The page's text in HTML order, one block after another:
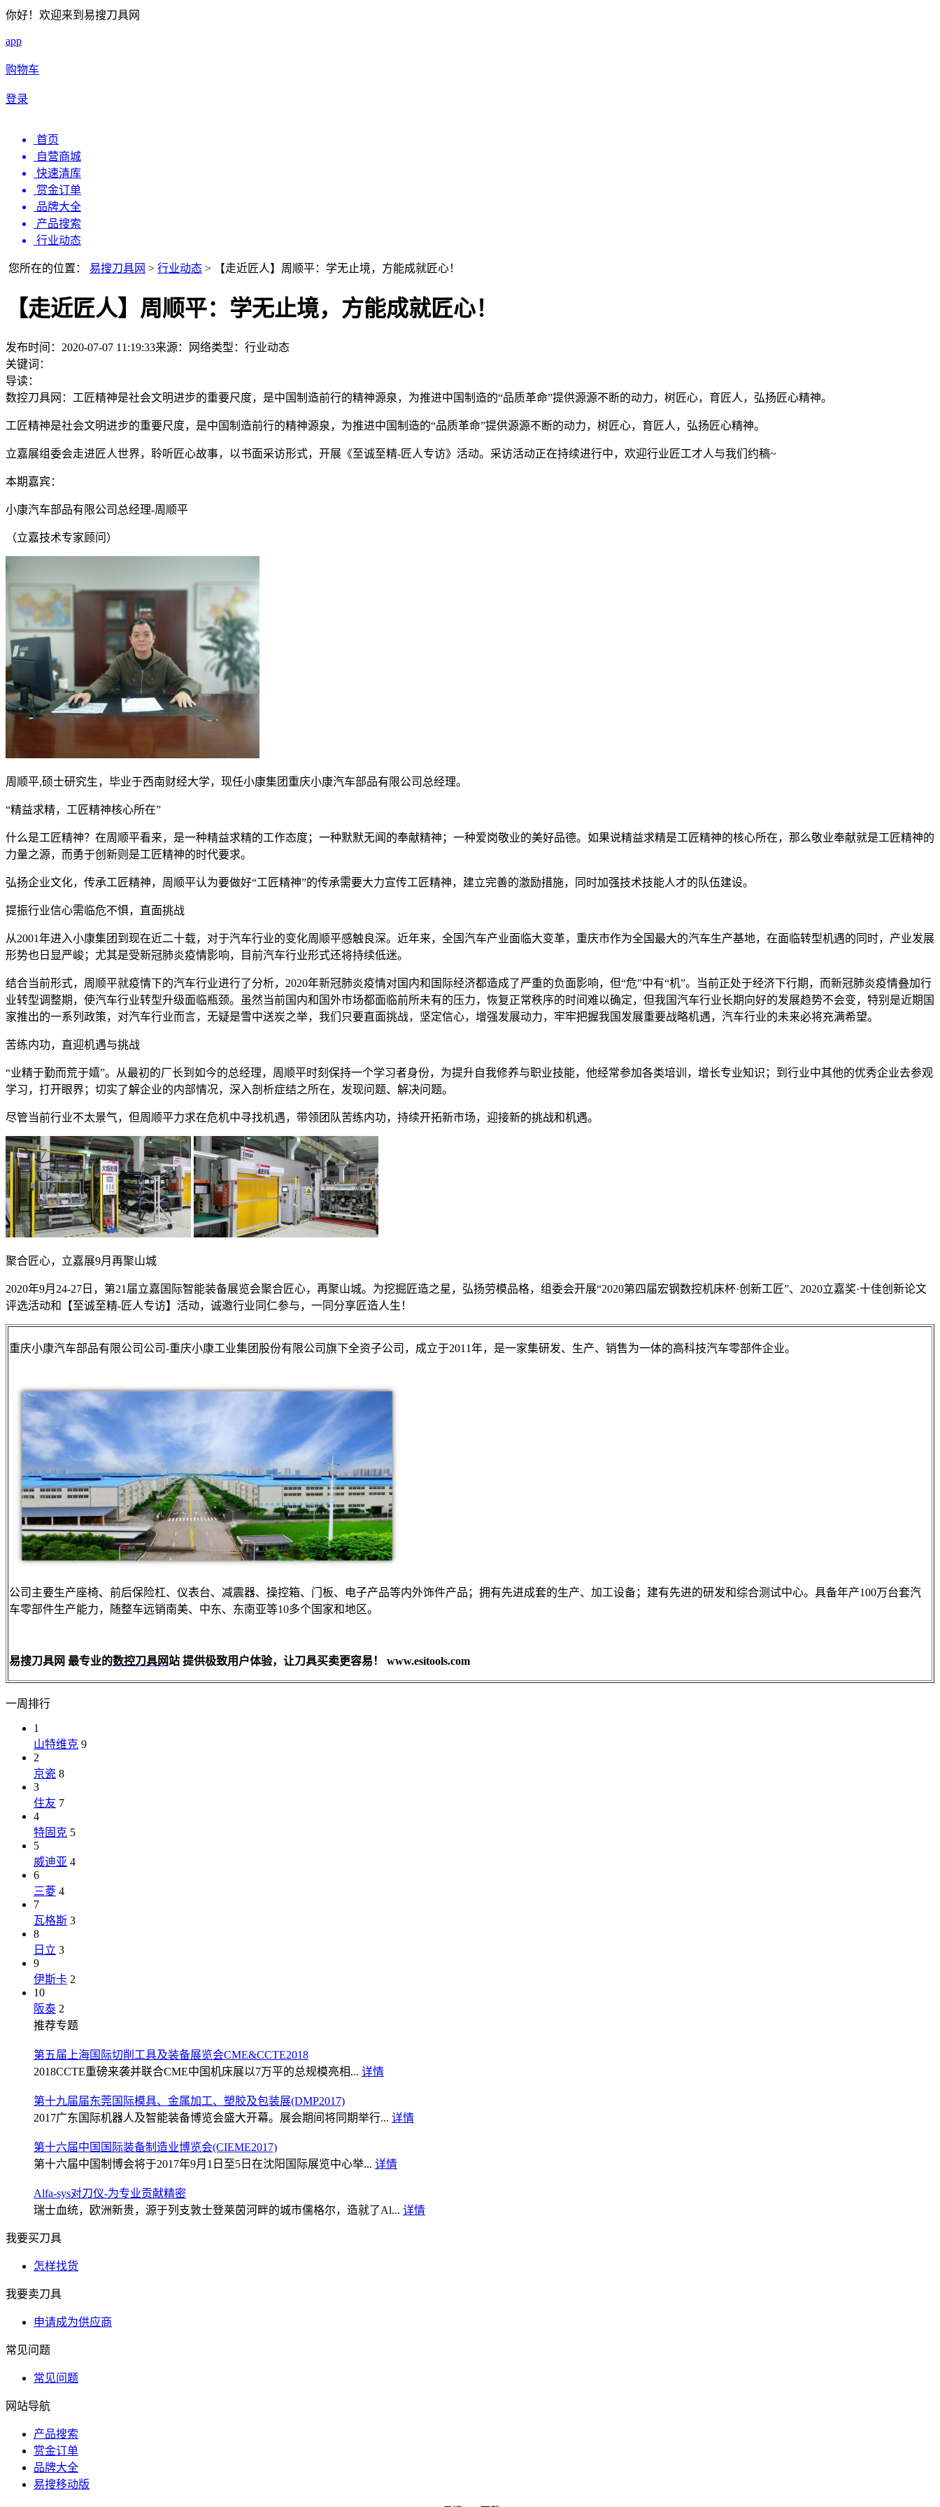
你好！欢迎来到易搜刀具网
app
购物车
登录
首页
自营商城
快速清库
赏金订单
品牌大全
产品搜索
行业动态
您所在的位置： 易搜刀具网 > 行业动态 > 【走近匠人】周顺平：学无止境，方能成就匠心！
【走近匠人】周顺平：学无止境，方能成就匠心！
发布时间：2020-07-07 11:19:33来源：网络类型： 行业动态
关键词：
导读：
数控刀具网：工匠精神是社会文明进步的重要尺度，是中国制造前行的精神源泉，为推进中国制造的“品质革命”提供源源不断的动力，树匠心，育匠人，弘扬匠心精神。
工匠精神是社会文明进步的重要尺度，是中国制造前行的精神源泉，为推进中国制造的“品质革命”提供源源不断的动力，树匠心，育匠人，弘扬匠心精神。
立嘉展组委会走进匠人世界，聆听匠心故事，以书面采访形式，开展《至诚至精-匠人专访》活动。采访活动正在持续进行中，欢迎行业匠工才人与我们约稿~
本期嘉宾：
小康汽车部品有限公司总经理-周顺平
（立嘉技术专家顾问）
周顺平,硕士研究生，毕业于西南财经大学，现任小康集团重庆小康汽车部品有限公司总经理。
“精益求精，工匠精神核心所在”
什么是工匠精神？在周顺平看来，是一种精益求精的工作态度；一种默默无闻的奉献精神；一种爱岗敬业的美好品德。如果说精益求精是工匠精神的核心所在，那么敬业奉献就是工匠精神的
力量之源，而勇于创新则是工匠精神的时代要求。
弘扬企业文化，传承工匠精神，周顺平认为要做好“工匠精神”的传承需要大力宣传工匠精神，建立完善的激励措施，同时加强技术技能人才的队伍建设。
提振行业信心需临危不惧，直面挑战
从2001年进入小康集团到现在近二十载，对于汽车行业的变化周顺平感触良深。近年来，全国汽车产业面临大变革，重庆市作为全国最大的汽车生产基地，在面临转型机遇的同时，产业发展
形势也日显严峻；尤其是受新冠肺炎疫情影响，目前汽车行业形式还将持续低迷。
结合当前形式，周顺平就疫情下的汽车行业进行了分析，2020年新冠肺炎疫情对国内和国际经济都造成了严重的负面影响，但“危”中有“机”。当前正处于经济下行期，而新冠肺炎疫情叠加行
业转型调整期，使汽车行业转型升级面临瓶颈。虽然当前国内和国外市场都面临前所未有的压力，恢复正常秩序的时间难以确定，但我国汽车行业长期向好的发展趋势不会变，特别是近期国
家推出的一系列政策，对汽车行业而言，无疑是雪中送炭之举，我们只要直面挑战，坚定信心，增强发展动力，牢牢把握我国发展重要战略机遇，汽车行业的未来必将充满希望。
苦练内功，直迎机遇与挑战
“业精于勤而荒于嬉”。从最初的厂长到如今的总经理，周顺平时刻保持一个学习者身份，为提升自我修养与职业技能，他经常参加各类培训，增长专业知识；到行业中其他的优秀企业去参观
学习，打开眼界；切实了解企业的内部情况，深入剖析症结之所在，发现问题、解决问题。
尽管当前行业不太景气，但周顺平力求在危机中寻找机遇，带领团队苦练内功，持续开拓新市场，迎接新的挑战和机遇。
聚合匠心，立嘉展9月再聚山城
2020年9月24-27日，第21届立嘉国际智能装备展览会聚合匠心，再聚山城。为挖掘匠造之星，弘扬劳模品格，组委会开展“2020第四届宏钢数控机床杯·创新工匠”、2020立嘉奖·十佳创新论文
评选活动和【至诚至精-匠人专访】活动，诚邀行业同仁参与，一同分享匠造人生！
重庆小康汽车部品有限公司公司-重庆小康工业集团股份有限公司旗下全资子公司，成立于2011年，是一家集研发、生产、销售为一体的高科技汽车零部件企业。
公司主要生产座椅、前后保险杠、仪表台、减震器、操控箱、门板、电子产品等内外饰件产品；拥有先进成套的生产、加工设备；建有先进的研发和综合测试中心。具备年产100万台套汽
车零部件生产能力，随整车远销南美、中东、东南亚等10多个国家和地区。
易搜刀具网 最专业的数控刀具网站 提供极致用户体验，让刀具买卖更容易！ www.esitools.com
一周排行
1
山特维克 9
2
京瓷 8
3
住友 7
4
特固克 5
5
威迪亚 4
6
三菱 4
7
瓦格斯 3
8
日立 3
9
伊斯卡 2
10
阪泰 2
推荐专题
第五届上海国际切削工具及装备展览会CME&CCTE2018
2018CCTE重磅来袭并联合CME中国机床展以7万平的总规模亮相... 详情
第十九届届东莞国际模具、金属加工、塑胶及包装展(DMP2017)
2017广东国际机器人及智能装备博览会盛大开幕。展会期间将同期举行... 详情
第十六届中国国际装备制造业博览会(CIEME2017)
第十六届中国制博会将于2017年9月1日至5日在沈阳国际展览中心举... 详情
Alfa-sys对刀仪-为专业贡献精密
瑞士血统，欧洲新贵，源于列支敦士登莱茵河畔的城市儒格尔，造就了Al... 详情
我要买刀具
怎样找货
我要卖刀具
申请成为供应商
常见问题
常见问题
网站导航
产品搜索
赏金订单
品牌大全
易搜移动版